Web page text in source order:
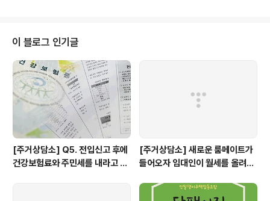
서 집을 선택할 때 최대한의 정보를 아는 것도 세입자의 권
리라고 생각했기 때문입니다. 또한 공유주택으로 공급되는
만큼 공유주택의 장, 단점을 직접 경험해보고 다양한 커뮤
니티 실험을 해보려고 했습니다. 일과 삶의 관계망이 겹치
면서 다양한 실험을 해보지는 못했지만 조합원들에게 책임
감있게 주택을 공급하려는 마음은 ..
이 블로그 인기글
[주거상담소] Q5. 전입신고 후에
건강보험료와 주민세를 내라고 고
[주거상담소] 새로운 룸메이트가
들어오자 임대인이 월세를 올려달